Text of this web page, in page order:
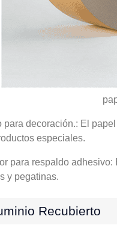
decoración.: El
especiales.
para respaldo
y pegatinas.
Recubierto